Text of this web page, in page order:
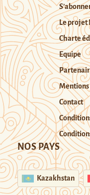
Le projet
Charte
Equipe
Mentions
Contact
NOS PAYS
Kazakhstan